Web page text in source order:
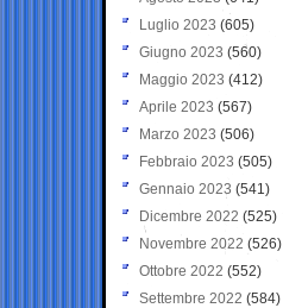
Luglio 2023 (605)
Giugno 2023 (560)
Maggio 2023 (412)
Aprile 2023 (567)
Marzo 2023 (506)
Febbraio 2023 (505)
Gennaio 2023 (541)
Dicembre 2022 (525)
Novembre 2022 (526)
Ottobre 2022 (552)
Settembre 2022 (584)